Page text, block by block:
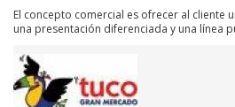
El concepto comercial es ofrecer al cliente
una presentación diferenciada y una línea
sin descuidar la mejor relación calidad-
marketing es el...